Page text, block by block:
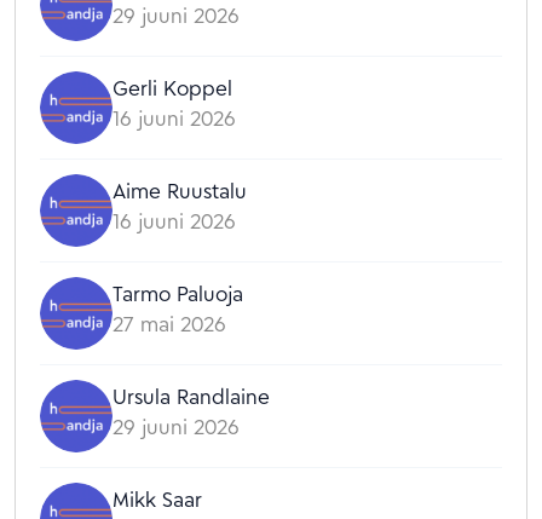
29 juuni 2026
Gerli Koppel
16 juuni 2026
Aime Ruustalu
16 juuni 2026
Tarmo Paluoja
27 mai 2026
Ursula Randlaine
29 juuni 2026
Mikk Saar